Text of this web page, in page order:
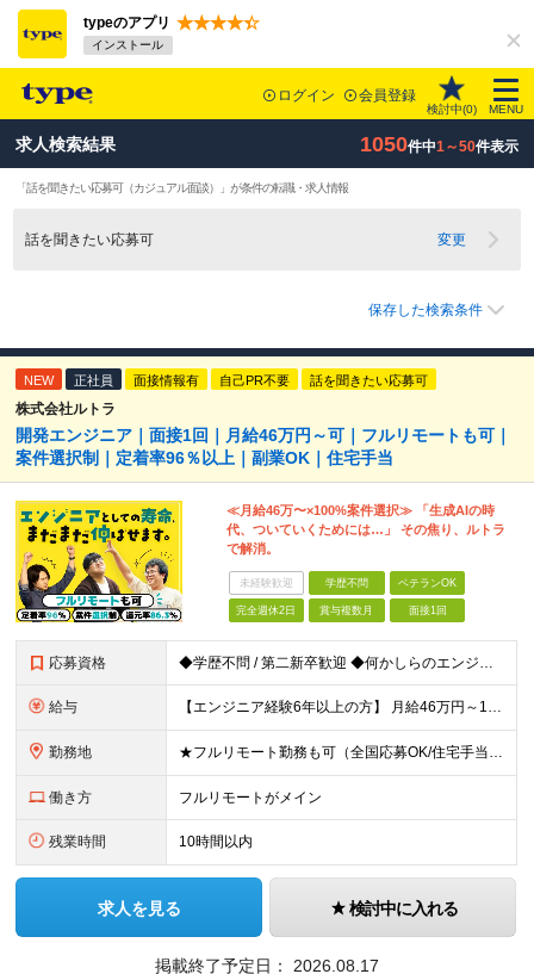
typeのアプリ
インストール
ログイン 会員登録
検討中(0) MENU
求人検索結果 1050件中1～50件表示
「話を聞きたい応募可（カジュアル面談）」が条件の転職・求人情報
話を聞きたい応募可 変更
保存した検索条件
NEW 正社員 面接情報有 自己PR不要 話を聞きたい応募可
株式会社ルトラ
開発エンジニア｜面接1回｜月給46万円～可｜フルリモートも可｜
案件選択制｜定着率96％以上｜副業OK｜住宅手当
≪月給46万〜×100%案件選択≫ 「生成AIの時
代、ついていくためには…」 その焦り、ルトラ
で解消。
未経験歓迎 学歴不問 ベテランOK
完全週休2日 賞与複数月 面接1回
応募資格 ◆学歴不問 / 第二新卒歓迎 ◆何かしらのエンジニア経験をお持ちの方 （言語・期間・フェーズ不問） 経験浅めの方も遠慮なくご応募ください！ ■入社前Q＆A ────── ◎実力に見合った報酬が手に
給与 【エンジニア経験6年以上の方】 月給46万円～100万円（固定残業代含む） ※上記月給には月30時間分の固定残業代（月8万7,400円～月19万円）を含む。超過分は全額支給。 【エンジニア経験4年以
勤務地 ★フルリモート勤務も可（全国応募OK/住宅手当を支給します） ※案件によって常駐が必要になる場合があります。 ※希望がない限り、転勤はありません ※U・Iターン歓迎 ★ルトラの社員は全国各地で活躍中
働き方 フルリモートがメイン
残業時間 10時間以内
求人を見る 検討中に入れる
掲載終了予定日： 2026.08.17